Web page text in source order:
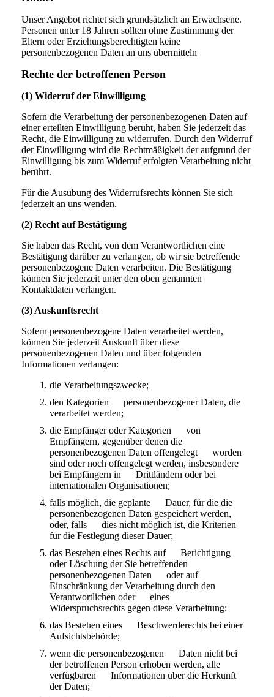
Unser Angebot richtet sich grundsätzlich an Erwachsene.
Personen unter 18 Jahren sollten ohne Zustimmung der
Eltern oder Erziehungsberechtigten keine
personenbezogenen Daten an uns übermitteln
Rechte der betroffenen Person
(1) Widerruf der Einwilligung
Sofern die Verarbeitung der personenbezogenen Daten auf
einer erteilten Einwilligung beruht, haben Sie jederzeit das
Recht, die Einwilligung zu widerrufen. Durch den Widerruf
der Einwilligung wird die Rechtmäßigkeit der aufgrund der
Einwilligung bis zum Widerruf erfolgten Verarbeitung nicht
berührt.
Für die Ausübung des Widerrufsrechts können Sie sich
jederzeit an uns wenden.
(2) Recht auf Bestätigung
Sie haben das Recht, von dem Verantwortlichen eine
Bestätigung darüber zu verlangen, ob wir sie betreffende
personenbezogene Daten verarbeiten. Die Bestätigung
können Sie jederzeit unter den oben genannten
Kontaktdaten verlangen.
(3) Auskunftsrecht
Sofern personenbezogene Daten verarbeitet werden,
können Sie jederzeit Auskunft über diese
personenbezogenen Daten und über folgenden
Informationen verlangen:
die Verarbeitungszwecke;
den Kategorien personenbezogener Daten, die
verarbeitet werden;
die Empfänger oder Kategorien von
Empfängern, gegenüber denen die
personenbezogenen Daten offengelegt worden
sind oder noch offengelegt werden, insbesondere
bei Empfängern in Drittländern oder bei
internationalen Organisationen;
falls möglich, die geplante Dauer, für die die
personenbezogenen Daten gespeichert werden,
oder, falls dies nicht möglich ist, die Kriterien
für die Festlegung dieser Dauer;
das Bestehen eines Rechts auf Berichtigung
oder Löschung der Sie betreffenden
personenbezogenen Daten oder auf
Einschränkung der Verarbeitung durch den
Verantwortlichen oder eines
Widerspruchsrechts gegen diese Verarbeitung;
das Bestehen eines Beschwerderechts bei einer
Aufsichtsbehörde;
wenn die personenbezogenen Daten nicht bei
der betroffenen Person erhoben werden, alle
verfügbaren Informationen über die Herkunft
der Daten;